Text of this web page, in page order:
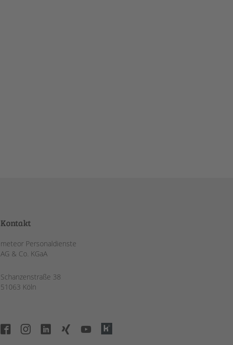
Kontakt
meteor Personaldienste
AG & Co. KGaA
Schanzenstraße 38
51063 Köln